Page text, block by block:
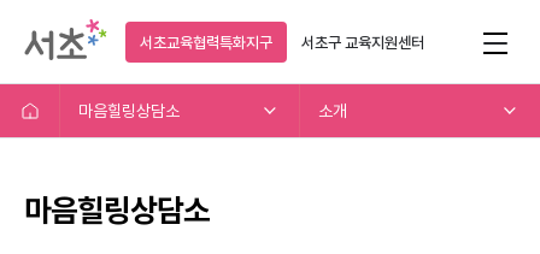
서초교육협력특화지구 서초구교육지원센터
마음힐링상담소 소개
마음힐링상담소